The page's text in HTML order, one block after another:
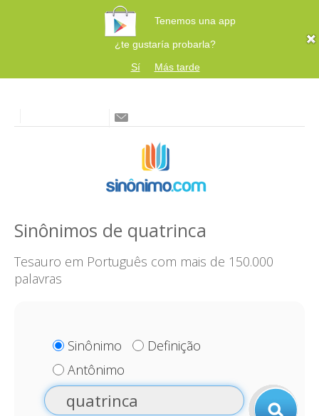
Tenemos una app
¿te gustaría probarla?
Sí
Más tarde
Sinônimos de quatrinca
Tesauro em Português com mais de 150.000
palavras
Sinônimo
Definição
Antônimo